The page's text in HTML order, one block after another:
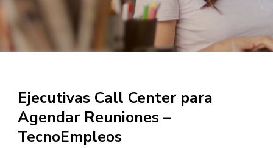
Ejecutivas Call Center para
Agendar Reuniones –
TecnoEmpleos